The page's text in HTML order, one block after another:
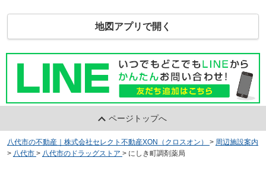
地図アプリで開く
ページトップへ
八代市の不動産｜株式会社セレクト不動産XON（クロスオン） > 周辺施設案内
> 八代市 > 八代市のドラッグストア > にしき町調剤薬局